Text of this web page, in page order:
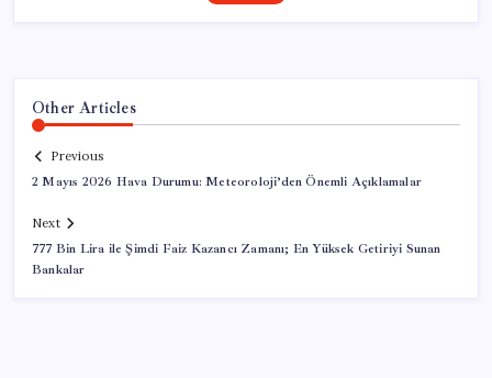
Other Articles
Previous
2 Mayıs 2026 Hava Durumu: Meteoroloji’den Önemli Açıklamalar
Next
777 Bin Lira ile Şimdi Faiz Kazancı Zamanı; En Yüksek Getiriyi Sunan
Bankalar